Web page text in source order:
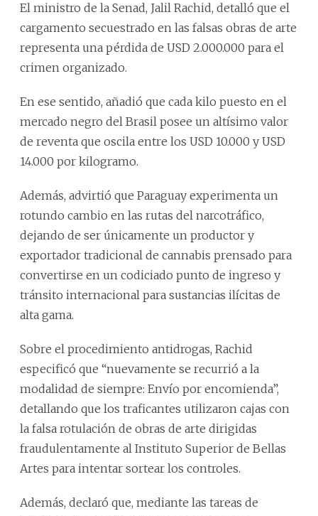
El ministro de la Senad, Jalil Rachid, detalló que el
cargamento secuestrado en las falsas obras de arte
representa una pérdida de USD 2.000.000 para el
crimen organizado.
En ese sentido, añadió que cada kilo puesto en el
mercado negro del Brasil posee un altísimo valor
de reventa que oscila entre los USD 10.000 y USD
14.000 por kilogramo.
Además, advirtió que Paraguay experimenta un
rotundo cambio en las rutas del narcotráfico,
dejando de ser únicamente un productor y
exportador tradicional de cannabis prensado para
convertirse en un codiciado punto de ingreso y
tránsito internacional para sustancias ilícitas de
alta gama.
Sobre el procedimiento antidrogas, Rachid
especificó que “nuevamente se recurrió a la
modalidad de siempre: Envío por encomienda”,
detallando que los traficantes utilizaron cajas con
la falsa rotulación de obras de arte dirigidas
fraudulentamente al Instituto Superior de Bellas
Artes para intentar sortear los controles.
Además, declaró que, mediante las tareas de